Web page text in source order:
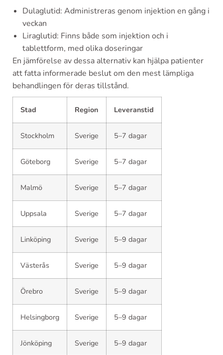
Dulaglutid: Administreras genom injektion en gång i
veckan
Liraglutid: Finns både som injektion och i
tablettform, med olika doseringar
En jämförelse av dessa alternativ kan hjälpa patienter
att fatta informerade beslut om den mest lämpliga
behandlingen för deras tillstånd.
Stad Region Leveranstid
Stockholm Sverige 5–7 dagar
Göteborg Sverige 5–7 dagar
Malmö Sverige 5–7 dagar
Uppsala Sverige 5–7 dagar
Linköping Sverige 5–9 dagar
Västerås Sverige 5–9 dagar
Örebro Sverige 5–9 dagar
Helsingborg Sverige 5–9 dagar
Jönköping Sverige 5–9 dagar